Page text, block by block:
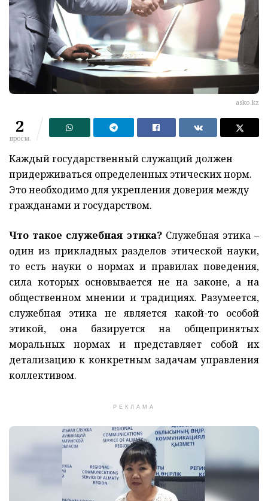
asko.kz
2
просм.
Каждый государственный служащий должен
придерживаться определенных этических норм.
Это необходимо для укрепления доверия между
гражданами и государством.
Что такое служебная этика? Служебная этика –
один из прикладных разделов этической науки,
то есть науки о нормах и правилах поведения,
сила которых основывается не на законе, а на
общественном мнении и традициях. Разумеется,
служебная этика не является какой-то особой
этикой, она базируется на общепринятых
моральных нормах и представляет собой их
детализацию к конкретным задачам управления
коллективом.
РЕКЛАМА